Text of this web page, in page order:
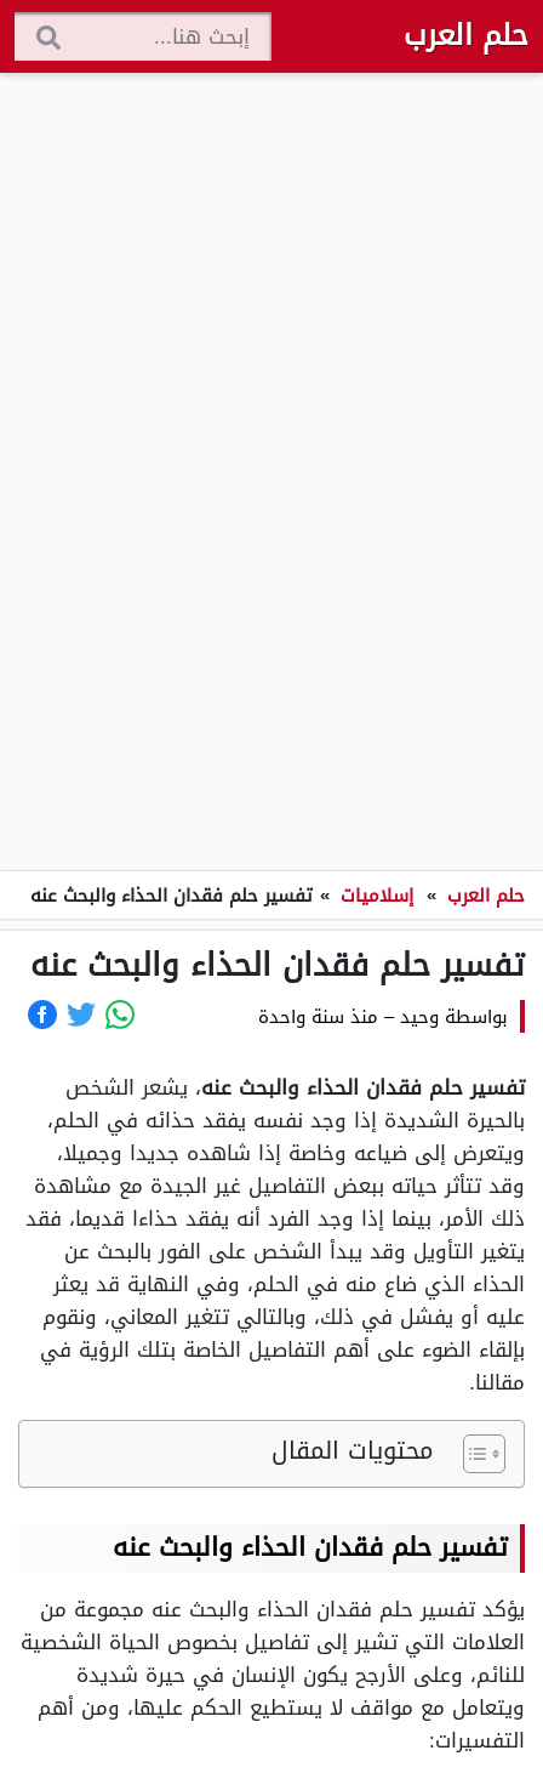
حلم العرب
حلم العرب » إسلاميات » تفسير حلم فقدان الحذاء والبحث عنه
تفسير حلم فقدان الحذاء والبحث عنه
بواسطة وحيد– منذ سنة واحدة
تفسير حلم فقدان الحذاء والبحث عنه، يشعر الشخص
بالحيرة الشديدة إذا وجد نفسه يفقد حذائه في الحلم،
ويتعرض إلى ضياعه وخاصة إذا شاهده جديدا وجميلا،
وقد تتأثر حياته ببعض التفاصيل غير الجيدة مع مشاهدة
ذلك الأمر، بينما إذا وجد الفرد أنه يفقد حذاءا قديما، فقد
يتغير التأويل وقد يبدأ الشخص على الفور بالبحث عن
الحذاء الذي ضاع منه في الحلم، وفي النهاية قد يعثر
عليه أو يفشل في ذلك، وبالتالي تتغير المعاني، ونقوم
بإلقاء الضوء على أهم التفاصيل الخاصة بتلك الرؤية في
مقالنا.
محتويات المقال
تفسير حلم فقدان الحذاء والبحث عنه
يؤكد تفسير حلم فقدان الحذاء والبحث عنه مجموعة من
العلامات التي تشير إلى تفاصيل بخصوص الحياة الشخصية
للنائم، وعلى الأرجح يكون الإنسان في حيرة شديدة
ويتعامل مع مواقف لا يستطيع الحكم عليها، ومن أهم
التفسيرات: